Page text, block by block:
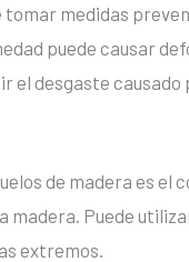
medidas
puede causar
el desgaste
de madera es el
madera. Puede
extremos.